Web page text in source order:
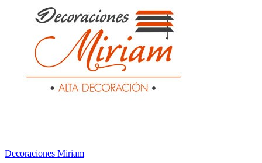
Decoraciones Miriam